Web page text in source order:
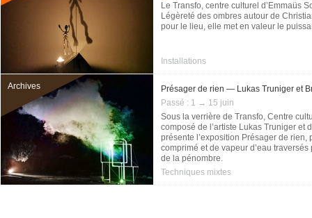
Le Transfo, centre culturel d’Emmaüs
Légèreté des ombres autour de
pour le lieu, elle met en valeur le
Installations
Archives
Présager de rien — Lukas Truniger et
Passé : 1 → 15 juin
Sous la verrière de Transfo, Centre
composé de l’artiste Lukas Truniger et
présente l’exposition Présager de rien,
comprimé et de vapeur d’eau
de la pénombre.
Techniques mixtes